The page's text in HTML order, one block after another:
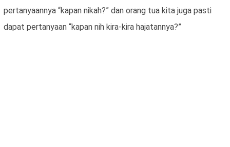
pertanyaannya “kapan nikah?” dan orang tua kita juga pasti
dapat pertanyaan “kapan nih kira-kira hajatannya?”